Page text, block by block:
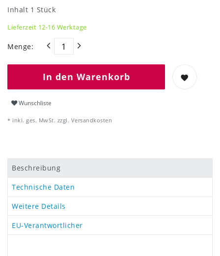
Inhalt 1 Stück
Lieferzeit 12-16 Werktage
Menge:
In den Warenkorb
Wunschliste
* inkl. ges. MwSt. zzgl. Versandkosten
Beschreibung
Technische Daten
Weitere Details
EU-Verantwortlicher